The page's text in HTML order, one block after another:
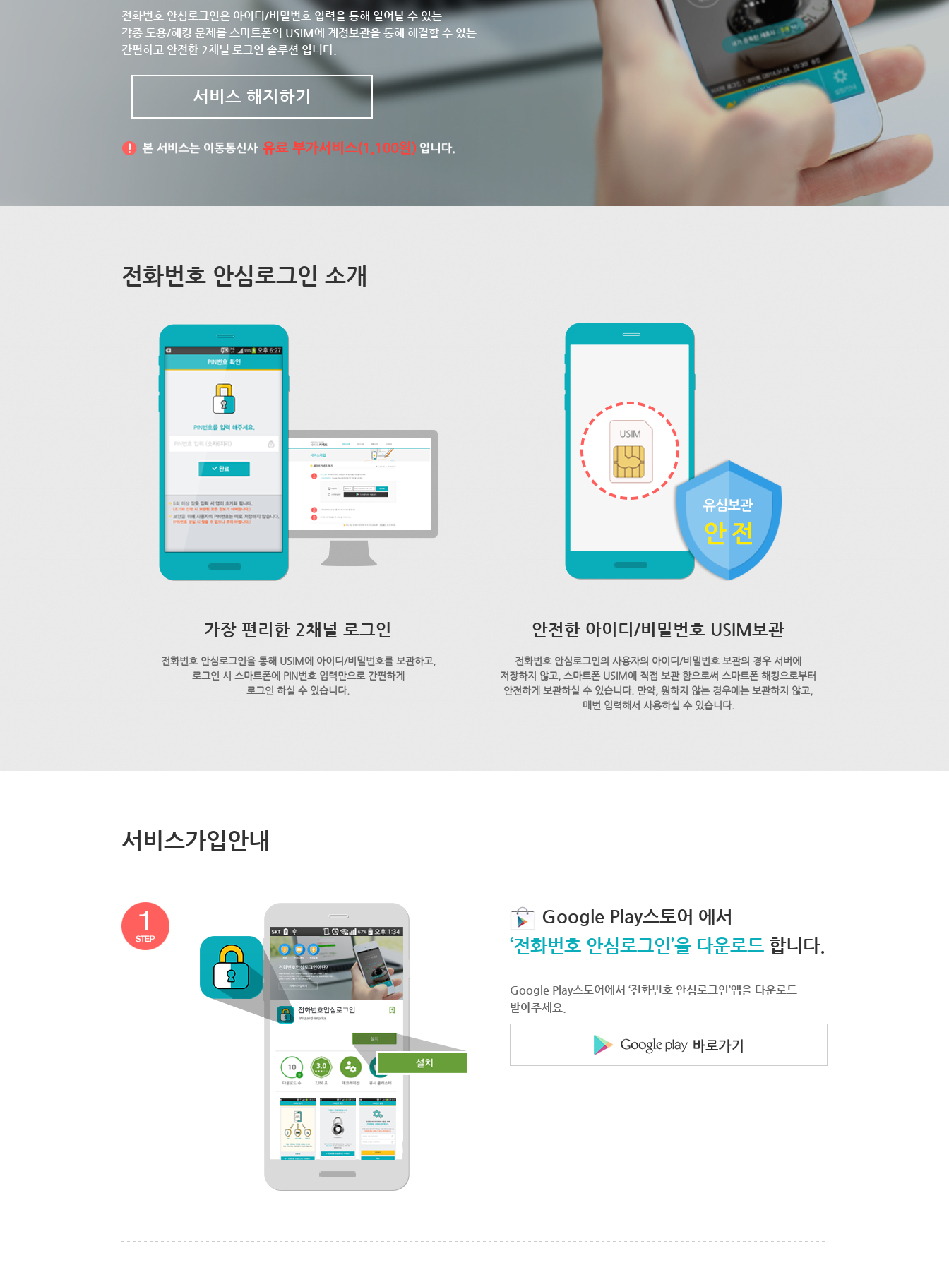
전화번호 안심로그인은 아이디/비밀번호 입력을 통해 일어날 수 있는
각종 도용/해킹 문제를 스마트폰의 USIM에 계정보관을 통해 해결할 수 있는
간편하고 안전한 2채널 로그인 솔루션 입니다.
서비스 해지하기
전화번호 안심로그인 소개
가장 편리한 2채널 로그인
전화번호 안심로그인을 통해 USIM에 아이디/비밀번호를 보관하고,
로그인 시 스마트폰에 PIN번호 입력만으로 간편하게
로그인 하실 수 있습니다.
안전한 아이디/비밀번호 USIM보관
전화번호 안심로그인의 사용자의 아이디/비밀번호 보관의 경우 서버에
저장하지 않고, 스마트폰 USIM에 직접 보관 함으로써 스마트폰 해킹으로부터
안전하게 보관하실 수 있습니다. 만약, 원하지 않는 경우에는 보관하지 않고,
매번 입력해서 사용하실 수 있습니다.
서비스가입안내
Google Play스토어 에서
‘전화번호 안심로그인’을 다운로드 합니다.
Google Play스토어에서 ‘전화번호 안심로그인’앱을 다운로드
받아주세요.